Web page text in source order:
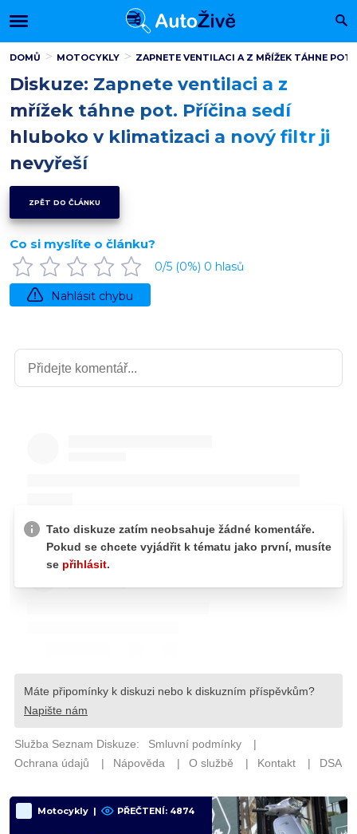
DOMŮ MOTOCYKLY ZAPNETE VENTILACI A Z MŘÍŽEK TÁHNE
Diskuze: Zapnete ventilaci a z
mřížek táhne pot. Příčina sedí
hluboko v klimatizaci a nový filtr ji
nevyřeší
ZPĚT DO ČLÁNKU
Co si myslíte o článku?
0/5 (0%) 0 hlasů
Nahlásit chybu
Motocykly | PŘEČTENÍ: 4874